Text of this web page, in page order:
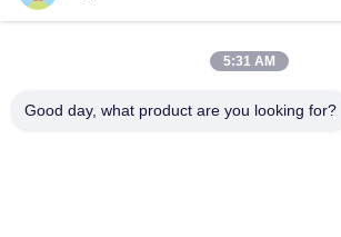
Werktijd
5:31 AM
Good day, what product are you looking for?